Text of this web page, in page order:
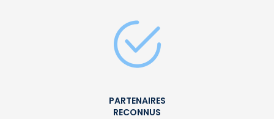
PARTENAIRES
RECONNUS